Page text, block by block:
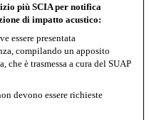
più SCIA per notifica
di impatto acustico:
essere presentata
compilando un apposito
che è trasmessa a cura del SUAP
devono essere richieste